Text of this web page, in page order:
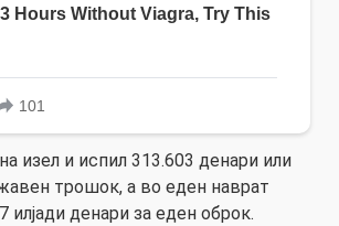
изел и испил 313.603 денари или
трошок, а во еден наврат
илјади денари за еден оброк.